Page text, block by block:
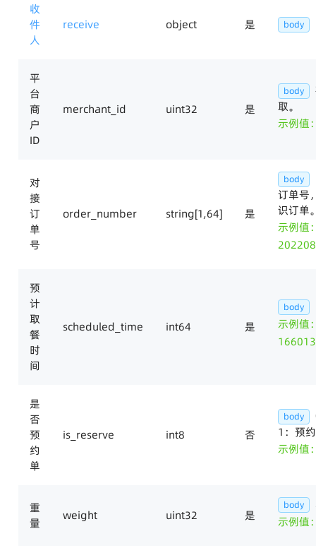
收
件
人
receive object 是 body
平
台
商
户
ID
merchant_id uint32 是
body
取。
示例值
对
接
订
单
号
order_number string[1,64] 是
body
订单号
识订单
示例值
预
计
取
餐
时
间
scheduled_time int64 是
body
示例值
是
否
预
约
单
is_reserve int8 否
body
1：预
示例值
重
量
weight uint32 是
body
示例值